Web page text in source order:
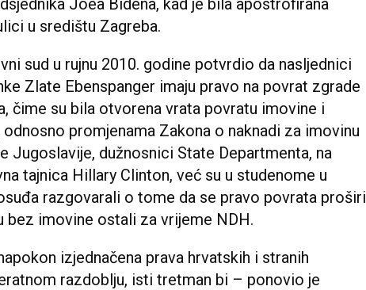
Joea Bidena, kad je bila apostrofirana
u središtu Zagreba.
sud u rujnu 2010. godine potvrdio da nasljednici
Zlate Ebenspanger imaju pravo na povrat zgrade
čime su bila otvorena vrata povratu imovine i
promjenama Zakona o naknadi za imovinu
Jugoslavije, dužnosnici State Departmenta, na
tajnica Hillary Clinton, već su u studenome u
razgovarali o tome da se pravo povrata proširi
bez imovine ostali za vrijeme NDH.
izjednačena prava hrvatskih i stranih
razdoblju, isti tretman bi – ponovio je